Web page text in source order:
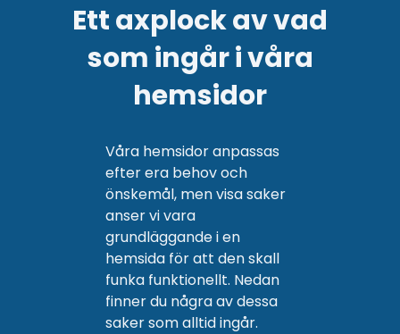
Ett axplock av vad
som ingår i våra
hemsidor
Våra hemsidor anpassas
efter era behov och
önskemål, men visa saker
anser vi vara
grundläggande i en
hemsida för att den skall
funka funktionellt. Nedan
finner du några av dessa
saker som alltid ingår.